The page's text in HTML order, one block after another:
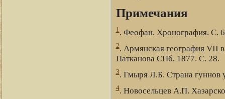
Примечания
1. Феофан. Хронография. С.
2. Армянская география VII
Патканова СПб, 1877. С. 28.
3. Гмыря Л.Б. Страна гуннов
4. Новосельцев А.П.